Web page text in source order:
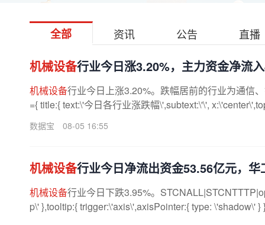
全部 资讯 公告 直播
机械设备行业今日涨3.20%，主力资金净流
机械设备行业今日上涨3.20%。跌幅居前的行业为通信
={ title:{ text:\'今日各行业涨跌幅\',subtext:\'\',
数据宝 08-05 16:55
机械设备行业今日净流出资金53.56亿元，
机械设备行业今日下跌3.95%。
p\' },tooltip:{ trigger:\'axis\',axisPointer:{ type: \'shadow\' }